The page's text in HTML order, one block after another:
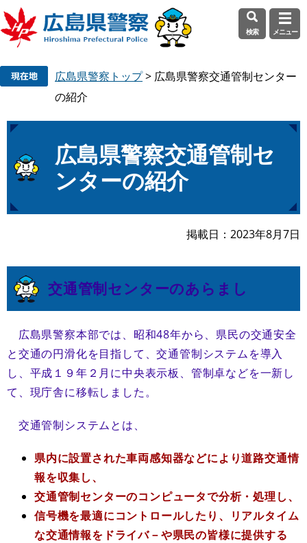
先
を
本
検索 メニュー
広島県警察トップ> 広島県警察交通管制センター
の紹介
文
広島県警察交通管制セ
ンターの紹介
掲載日 2023年8月7日
交通管制センターのあらまし
広島県警察本部では、昭和48年から、県民の交通安全
と交通の円滑化を目指して、交通管制システムを導入
し、平成１９年２月に中央表示板、管制卓などを一新し
て、現庁舎に移転しました。
交通管制システムとは、
県内に設置された車両感知器などにより道路交通情
報を収集し、
交通管制センターのコンピュータで分析・処理し、
信号機を最適にコントロールしたり、リアルタイム
な交通情報をドライバ－や県民の皆様に提供する